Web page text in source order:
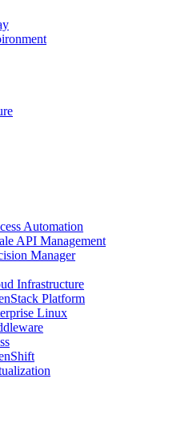
Automation
API Management
Manager
Infrastructure
Platform
Linux